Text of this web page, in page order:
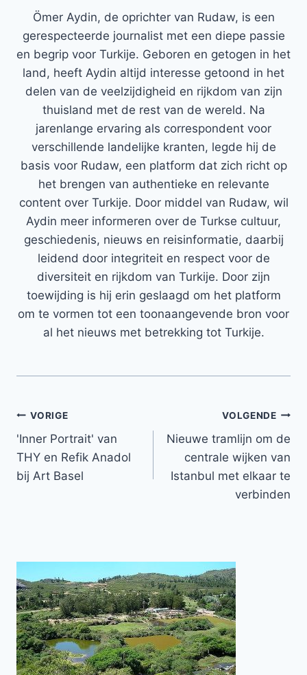
Ömer Aydin, de oprichter van Rudaw, is een
gerespecteerde journalist met een diepe passie
en begrip voor Turkije. Geboren en getogen in het
land, heeft Aydin altijd interesse getoond in het
delen van de veelzijdigheid en rijkdom van zijn
thuisland met de rest van de wereld. Na
jarenlange ervaring als correspondent voor
verschillende landelijke kranten, legde hij de
basis voor Rudaw, een platform dat zich richt op
het brengen van authentieke en relevante
content over Turkije. Door middel van Rudaw, wil
Aydin meer informeren over de Turkse cultuur,
geschiedenis, nieuws en reisinformatie, daarbij
leidend door integriteit en respect voor de
diversiteit en rijkdom van Turkije. Door zijn
toewijding is hij erin geslaagd om het platform
om te vormen tot een toonaangevende bron voor
al het nieuws met betrekking tot Turkije.
Bericht
navigatie
VORIGE
'Inner Portrait' van
THY en Refik Anadol
bij Art Basel
VOLGENDE
Nieuwe tramlijn om de
centrale wijken van
Istanbul met elkaar te
verbinden